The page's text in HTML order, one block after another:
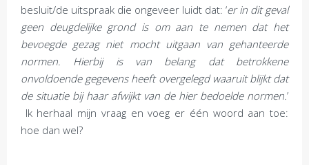
besluit/de uitspraak die ongeveer luidt dat: ‘er in dit geval
geen deugdelijke grond is om aan te nemen dat het
bevoegde gezag niet mocht uitgaan van gehanteerde
normen. Hierbij is van belang dat betrokkene
onvoldoende gegevens heeft overgelegd waaruit blijkt dat
de situatie bij haar afwijkt van de hier bedoelde normen. ’
Ik herhaal mijn vraag en voeg er één woord aan toe:
hoe dan wel?